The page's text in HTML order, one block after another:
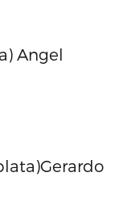
Angel